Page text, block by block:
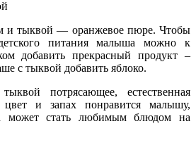
и тыквой — оранжевое пюре. Чтобы
питания малыша можно к
добавить прекрасный продукт –
с тыквой добавить яблоко.
потрясающее, естественная
цвет и запах понравится малышу,
может стать любимым блюдом на